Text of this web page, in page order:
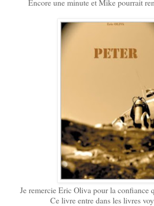
Encore une minute et Mike pourrait
Je remercie Eric Oliva pour la confiance
Ce livre entre dans les livres